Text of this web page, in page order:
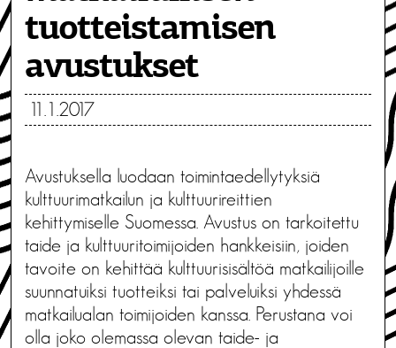
tuotteistamisen
avustukset
11.1.2017
Avustuksella luodaan toimintaedellytyksiä
kulttuurimatkailun ja kulttuurireittien
kehittymiselle Suomessa. Avustus on tarkoitettu
taide ja kulttuuritoimijoiden hankkeisiin, joiden
tavoite on kehittää kulttuurisisältöä matkailijoille
suunnatuiksi tuotteiksi tai palveluiksi yhdessä
matkailualan toimijoiden kanssa. Perustana voi
olla joko olemassa olevan taide- ja